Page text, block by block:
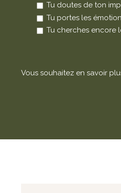
Tu doutes de ton
Tu portes les
​​​​​​​Tu cherches encore
Vous souhaitez en savoir